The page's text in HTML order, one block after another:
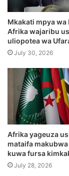
Mkakati mpya wa
Afrika wajaribu
uliopotea wa
July 30, 2026
Afrika yageuza
mataifa
kuwa fursa
July 28, 2026